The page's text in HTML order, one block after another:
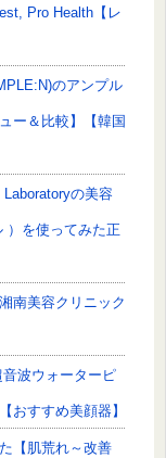
Pro Health【レ
のアンプル
ー＆比較】【韓国
の美容
）を使ってみた正
南美容クリニック
波ウォーターピ
おすすめ美顔器】
【肌荒れ～改善